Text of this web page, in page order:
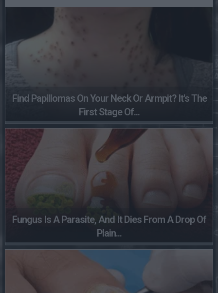
Find Papillomas On Your Neck Or Armpit? It's The
First Stage Of...
Fungus Is A Parasite, And It Dies From A Drop Of
Plain...